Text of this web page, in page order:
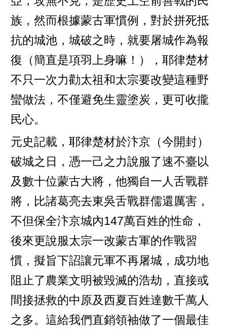
族，然而根據蒙古軍慣例，對於拼死抵
抗的城池，城破之時，就要屠城作為報
復（簡直是項羽上身嘛！），耶律楚材
不只一次力勸太祖和太宗要改變這種野
蠻做法，不僅避免生靈塗炭，更可收攏
民心。
元史記載，耶律楚材於汴京（今開封）
破城之日，憑一己之力說服了速不臺以
及數十位蒙古大將，他獨自一人舌戰群
將，比諸葛亮去東吳舌戰群儒還厲害，
不但保全汴京城內147萬百姓的性命，
後來更說服太宗一改蒙古軍的作戰習
慣，擬旨下詔讓元軍不再屠城，成功地
阻止了農業文明被毀滅的浩劫，直接或
間接拯救的中原及西夏百姓達數千萬人
之多。這給我們直銷領袖做了一個最佳